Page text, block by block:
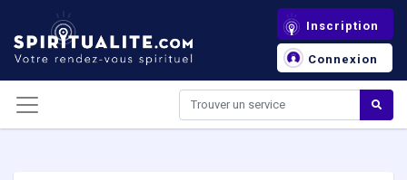
Inscription
Connexion